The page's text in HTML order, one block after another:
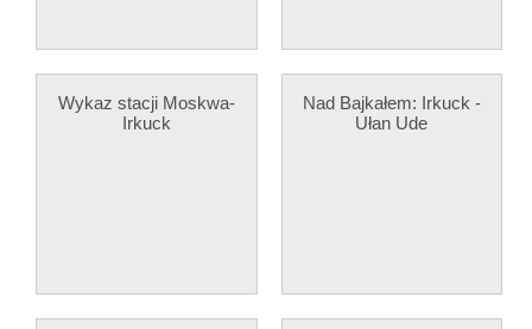
Wykaz stacji Moskwa-
Irkuck
Nad Bajkałem: Irkuck -
Ułan Ude